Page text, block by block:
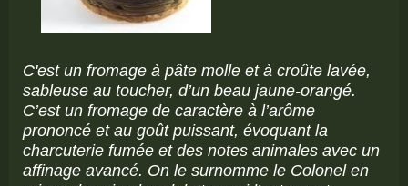
C'est un fromage à pâte molle et à croûte lavée,
sableuse au toucher, d’un beau jaune-orangé.
C’est un fromage de caractère à l’arôme
prononcé et au goût puissant, évoquant la
charcuterie fumée et des notes animales avec un
affinage avancé. On le surnomme le Colonel en